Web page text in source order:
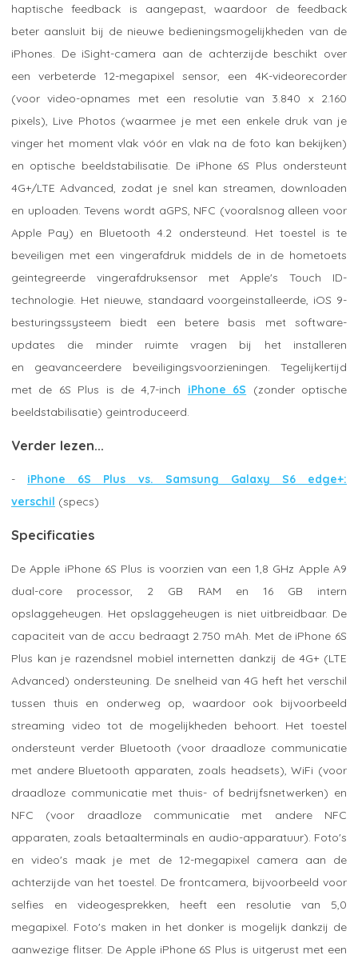
haptische feedback is aangepast, waardoor de feedback
beter aansluit bij de nieuwe bedieningsmogelijkheden van de
iPhones. De iSight-camera aan de achterzijde beschikt over
een verbeterde 12-megapixel sensor, een 4K-videorecorder
(voor video-opnames met een resolutie van 3.840 x 2.160
pixels), Live Photos (waarmee je met een enkele druk van je
vinger het moment vlak vóór en vlak na de foto kan bekijken)
en optische beeldstabilisatie. De iPhone 6S Plus ondersteunt
4G+/LTE Advanced, zodat je snel kan streamen, downloaden
en uploaden. Tevens wordt aGPS, NFC (vooralsnog alleen voor
Apple Pay) en Bluetooth 4.2 ondersteund. Het toestel is te
beveiligen met een vingerafdruk middels de in de hometoets
geintegreerde vingerafdruksensor met Apple's Touch ID-
technologie. Het nieuwe, standaard voorgeinstalleerde, iOS 9-
besturingssysteem biedt een betere basis met software-
updates die minder ruimte vragen bij het installeren
en geavanceerdere beveiligingsvoorzieningen. Tegelijkertijd
met de 6S Plus is de 4,7-inch iPhone 6S (zonder optische
beeldstabilisatie) geintroduceerd.
Verder lezen...
- iPhone 6S Plus vs. Samsung Galaxy S6 edge+:
verschil (specs)
Specificaties
De Apple iPhone 6S Plus is voorzien van een 1,8 GHz Apple A9
dual-core processor, 2 GB RAM en 16 GB intern
opslaggeheugen. Het opslaggeheugen is niet uitbreidbaar. De
capaciteit van de accu bedraagt 2.750 mAh. Met de iPhone 6S
Plus kan je razendsnel mobiel internetten dankzij de 4G+ (LTE
Advanced) ondersteuning. De snelheid van 4G heft het verschil
tussen thuis en onderweg op, waardoor ook bijvoorbeeld
streaming video tot de mogelijkheden behoort. Het toestel
ondersteunt verder Bluetooth (voor draadloze communicatie
met andere Bluetooth apparaten, zoals headsets), WiFi (voor
draadloze communicatie met thuis- of bedrijfsnetwerken) en
NFC (voor draadloze communicatie met andere NFC
apparaten, zoals betaalterminals en audio-apparatuur). Foto's
en video's maak je met de 12-megapixel camera aan de
achterzijde van het toestel. De frontcamera, bijvoorbeeld voor
selfies en videogesprekken, heeft een resolutie van 5,0
megapixel. Foto's maken in het donker is mogelijk dankzij de
aanwezige flitser. De Apple iPhone 6S Plus is uitgerust met een